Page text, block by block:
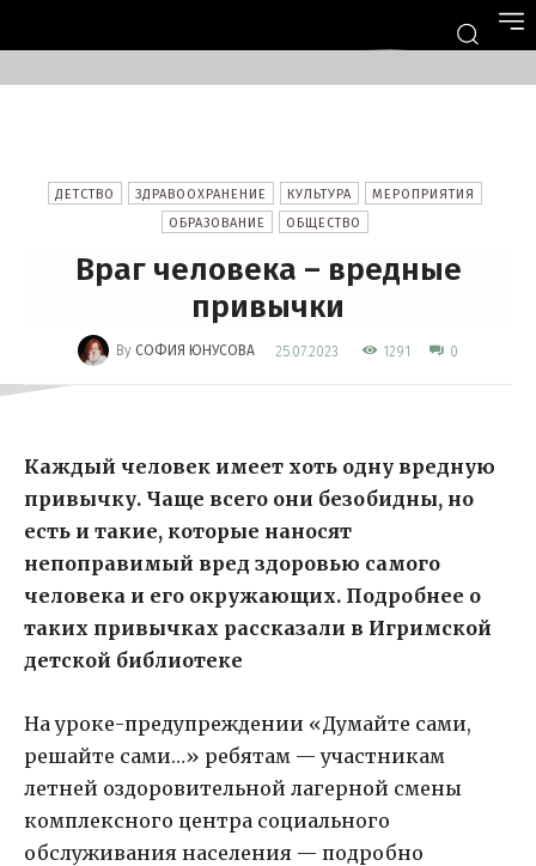
ДЕТСТВО ЗДРАВООХРАНЕНИЕ КУЛЬТУРА
МЕРОПРИЯТИЯ
ОБРАЗОВАНИЕ
ОБЩЕСТВО
Враг человека – вредные
привычки
By СОФИЯ ЮНУСОВА 25.07.2023 1291 0
Каждый человек имеет хоть одну вредную
привычку. Чаще всего они безобидны, но
есть и такие, которые наносят
непоправимый вред здоровью самого
человека и его окружающих. Подробнее о
таких привычках рассказали в Игримской
детской библиотеке
На уроке-предупреждении «Думайте сами,
решайте сами…» ребятам — участникам
летней оздоровительной лагерной смены
комплексного центра социального
обслуживания населения — подробно